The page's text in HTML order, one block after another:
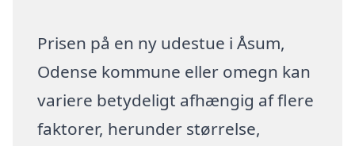
Prisen på en ny udestue i Åsum,
Odense kommune eller omegn kan
variere betydeligt afhængig af flere
faktorer, herunder størrelse,